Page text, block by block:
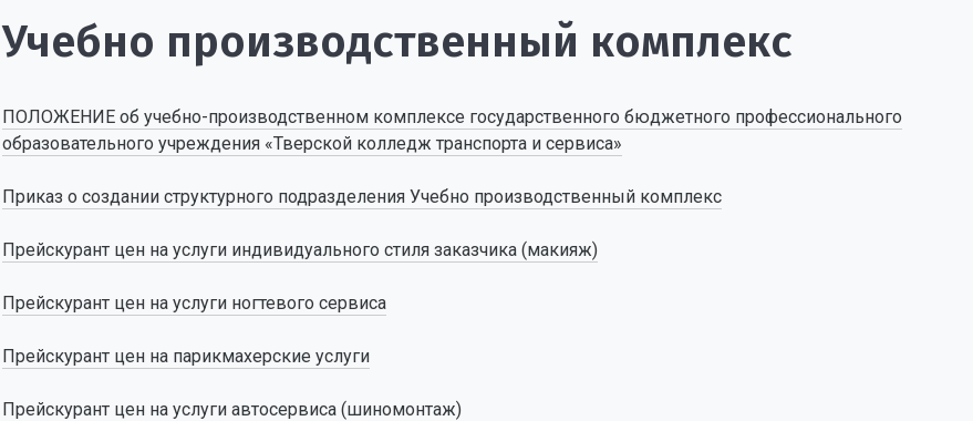
Учебно производственный комплекс
ПОЛОЖЕНИЕ об учебно-производственном комплексе государственного бюджетного профессионального
образовательного учреждения «Тверской колледж транспорта и сервиса»
Приказ о создании структурного подразделения Учебно производственный комплекс
Прейскурант цен на услуги индивидуального стиля заказчика (макияж)
Прейскурант ценна услуги ногтевого сервиса
Прейскурант ценна парикмахерские услуги
Прейскурант цен на услуги автосервиса (шиномонтаж)